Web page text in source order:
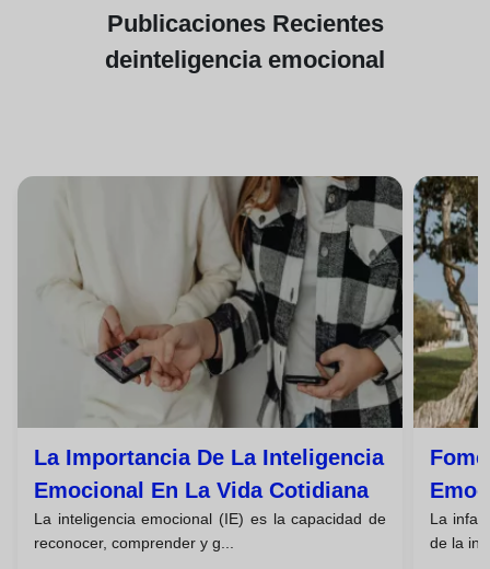
Publicaciones Recientes
deinteligencia emocional
La Importancia De La Inteligencia
Emocional En La Vida Cotidiana
La inteligencia emocional (IE) es la capacidad de
reconocer, comprender y g...
La
de la